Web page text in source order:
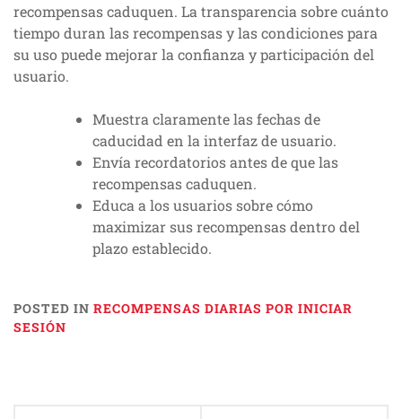
recompensas caduquen. La transparencia sobre cuánto
tiempo duran las recompensas y las condiciones para
su uso puede mejorar la confianza y participación del
usuario.
Muestra claramente las fechas de
caducidad en la interfaz de usuario.
Envía recordatorios antes de que las
recompensas caduquen.
Educa a los usuarios sobre cómo
maximizar sus recompensas dentro del
plazo establecido.
POSTED IN RECOMPENSAS DIARIAS POR INICIAR
SESIÓN